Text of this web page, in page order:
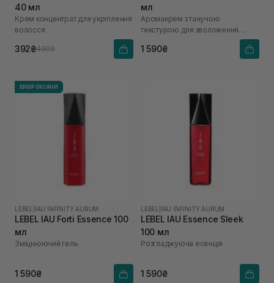
40 мл
Крем концентрат для укріплення
волосся
392₴490₴
мл
Аромакрем з танучою
текстурою для зволоження
1 590₴
ВИБІР ОКСАНИ
LEBEL IAU INFINITY AURUM
LEBEL IAU Forti Essence 100
мл
Зміцнюючий гель
1 590₴
LEBEL IAU INFINITY AURUM
LEBEL IAU Essence Sleek
100 мл
Розгладжуюча есенція
1 590₴